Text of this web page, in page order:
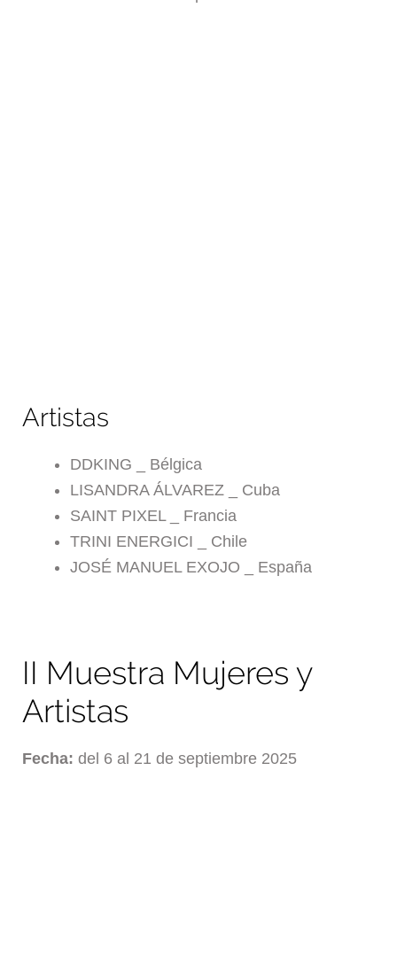
Artistas
DDKING _ Bélgica
LISANDRA ÁLVAREZ _ Cuba
SAINT PIXEL _ Francia
TRINI ENERGICI _ Chile
JOSÉ MANUEL EXOJO _ España
II Muestra Mujeres y
Artistas
Fecha:del 6 al 21 de septiembre 2025